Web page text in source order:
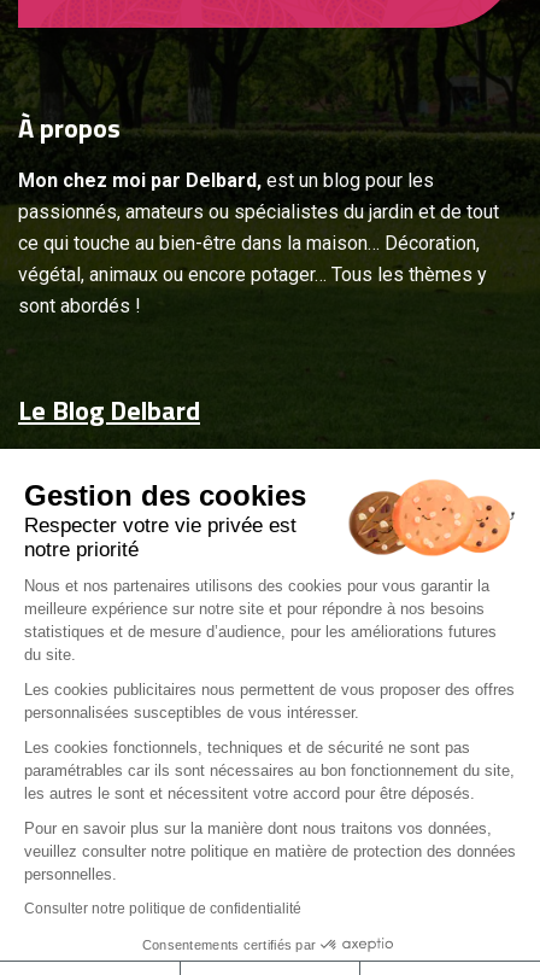
Àpropos
Mon chez moi par Delbard, est un blog pour les
passionnés, amateurs ou spécialistes du jardin et de tout
ce qui touche au bien-être dans la maison… Décoration,
végétal, animaux ou encore potager… Tous les thèmes y
sont abordés !
Le Blog Delbard
Jardin & maison
Inspiration
Couvrez-les d'attentions
Delbard.fr
Mentions légales
Politique de gestions de cookies
Politique de confidentialité
© 2023 Blog Delbard – Tous les droits sont réservés
Gestion des cookies
Respecter votre vie privée est
notre priorité
Nous et nos partenaires utilisons des cookies pour vous garantir la
meilleure expérience sur notre site et pour répondre à nos besoins
statistiques et de mesure d’audience, pour les améliorations futures
du site.
Les cookies publicitaires nous permettent de vous proposer des offres
personnalisées susceptibles de vous intéresser.
Les cookies fonctionnels, techniques et de sécurité ne sont pas
paramétrables car ils sont nécessaires au bon fonctionnement du site,
les autres le sont et nécessitent votre accord pour être déposés.
Pour en savoir plus sur la manière dont nous traitons vos données,
veuillez consulter notre politique en matière de protection des données
personnelles.
Consulter notre politique de confidentialité
Consentements certifiés par
Protège vos données